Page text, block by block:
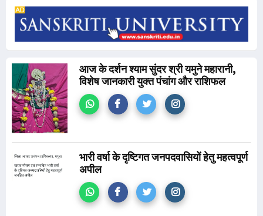
आज के दर्शन श्याम सुंदर श्री यमुने महारानी,
विशेष जानकारी युक्त पंचांग और राशिफल
भारी वर्षा के दृष्टिगत जनपदवासियों हेतु महत्वपूर्ण
अपील